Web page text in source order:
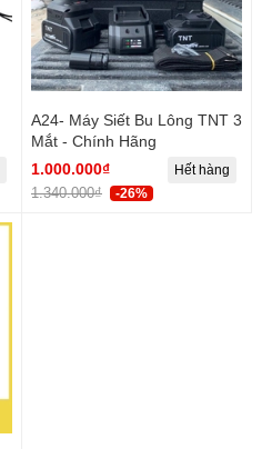
A24- Máy Siết Bu Lông TNT 3
Mắt - Chính Hãng
1.000.000₫
1.340.000₫ -26%
Hết hàng